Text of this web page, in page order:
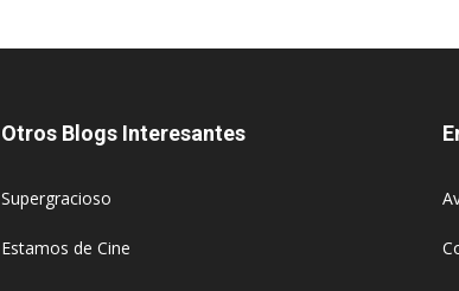
Otros Blogs Interesantes
Supergracioso
Estamos de Cine